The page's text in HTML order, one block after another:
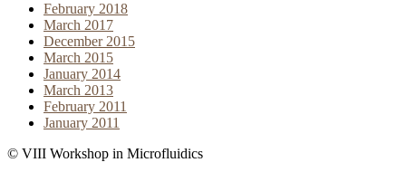
February 2018
March 2017
December 2015
March 2015
January 2014
March 2013
February 2011
January 2011
© VIII Workshop in Microfluidics